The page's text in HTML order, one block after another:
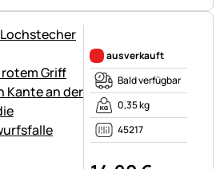
ausverkauft
Bald verfügbar
0,35 kg
45217